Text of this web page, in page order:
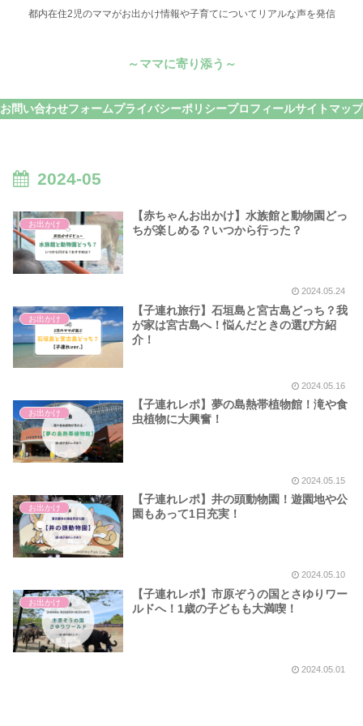
都内在住2児のママがお出かけ情報や子育てについてリアルな声を発信
～ママに寄り添う～
お問い合わせフォームプライバシーポリシープロフィールサイトマップ
2024-05
お出かけ
【赤ちゃんお出かけ】水族館と動物園どっ
ちが楽しめる？いつから行った？
2024.05.24
お出かけ
【子連れ旅行】石垣島と宮古島どっち？我
が家は宮古島へ！悩んだときの選び方紹
介！
2024.05.16
お出かけ
【子連れレポ】夢の島熱帯植物館！滝や食
虫植物に大興奮！
2024.05.15
お出かけ
【子連れレポ】井の頭動物園！遊園地や公
園もあって1日充実！
2024.05.10
お出かけ
【子連れレポ】市原ぞうの国とさゆりワー
ルドへ！1歳の子どもも大満喫！
2024.05.01